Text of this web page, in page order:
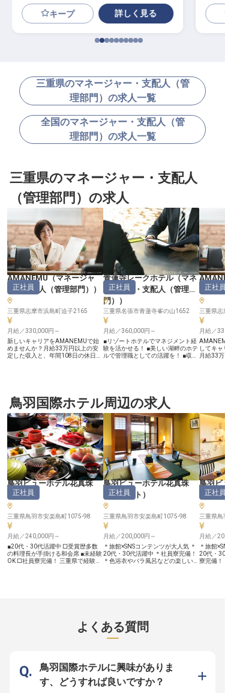
幹部
キープ 詳しく見る
三重県のマネージャー・支配人（管
理部門）の求人一覧
全国のマネージャー・支配人（管
理部門）の求人一覧
三重県のマネージャー・支配人
（管理部門）の求人
AMANEMU（マネージャ
ー・支配人（管理部門）
）
正社員
三重県志摩市浜島町迫子2165
月給／330,000円～
新しいキャリアをAMANEMUで始
めませんか？月給33万円以上の安
定した収入と、年間108日の休日
こなしながらスタッフのマネジメン
トも経験できます。数字に強い方
や、細かい作業が得意な方、ぜひご
応募ください。新たな挑戦を一緒に
楽しみましょう！※この求人は2024
年7月10日時点の情報です。
青蓮寺レークホテル（マネ
ージャー・支配人（管理部
門）
）
正社員
三重県名張市青蓮寺峯の山1652
月給／360,000円～
■リゾートホテルでマネジメント経
験を活かせる！ ■美しい湖畔のホテ
ルで管理職としての活躍を！ ■収益
で、あなたのマネジメント力を発揮
してみませんか？四季折々の自然に
囲まれた当ホテルは、お客様に心か
らくつろいでいただける空間づくり
を大切にしています。 近鉄グルー
プの一員として、安定した経営基盤
のもと、お客様一人ひとりに寄り添
ったおもてなしを提供。湖畔の美し
い景色とともに、心に残るサービス
を創り上げる喜びを日々感じられる
職場です！ ーー【ホスピタリティ
のプロフェッショナルへ】 マネー
ジャーとして、スタッフの育成から
収益管理まで、ホテル運営の要とな
るポジションです。これまでの経験
を活かしながら、チームを牽引し、
さらなる成長を目指せる環境をご用
意しています。 シフト制で働きや
すく、夜勤も含めた業務を通じてホ
テル全体を見渡せるスキルが身につ
きます。近鉄グループならではのキ
ャリアパスも魅力的！ ホスピタリ
ティ業界でのあなたの経験と情熱
を、ぜひ私たちのチームにお持ちく
ー・
正社員
三重県
月給／
してキ
月給33
世界中か
時間を
は2024
鳥羽国際ホテル周辺の求人
鳥羽ビューホテル花真珠
（和食）
正社員
三重県鳥羽市安楽島町1075-98
月給／240,000円～
■20代・30代活躍中 □受賞歴多数
の料理長が手掛ける和会席 ■未経験
OK □社員寮完備！ 三重県で経験を
勢志摩の味をお届け… 伊勢湾が眼下
ができます。地元食材を知り尽くし
た料理長とともに様々な調理法で仕
上げていくので、日々学びや発見が
ありますよ。 …SNS活用で話題の人
鳥羽ビューホテル花真珠
（フロント ）
正社員
三重県鳥羽市安楽島町1075-98
月給／200,000円～
＊旅館×SNSコンテンツが大人気 ＊
20代・30代活躍中 ＊社員寮完備！
＊色浴衣やバラ風呂などの楽しい体
心して旅行を楽しんでいただくため
の充実したアメニティも大変好評！
『すべてのお客様を笑顔に』をテー
旅館で鳥羽の魅力をお届け！… 日本
の旅館文化をお楽しみいただける伝
統的な面もありながら、SNS運用を
活発的に行なっており、初投稿の動
鳥羽ビ
（仲居
正社員
三重県
月給／
＊旅館
20代・
寮完備！
『すべて
よくある質問
鳥羽国際ホテルに興味がありま
す、どうすれば良いですか？